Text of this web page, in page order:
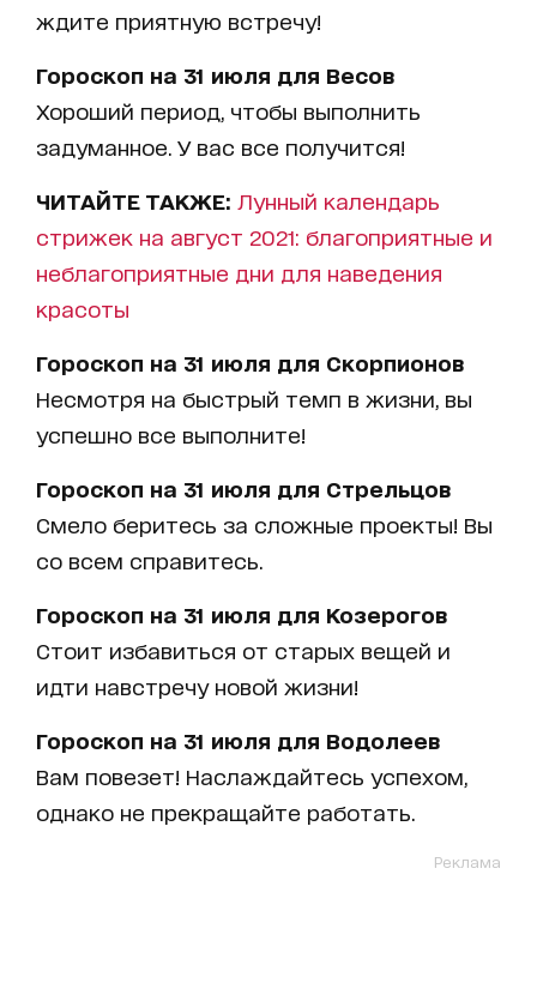
ждите приятную встречу!
Гороскоп на 31 июля для Весов
Хороший период, чтобы выполнить
задуманное. У вас все получится!
ЧИТАЙТЕ ТАКЖЕ: Лунный календарь
стрижек на август 2021: благоприятные и
неблагоприятные дни для наведения
красоты
Гороскоп на 31 июля для Скорпионов
Несмотря на быстрый темп в жизни, вы
успешно все выполните!
Гороскоп на 31 июля для Стрельцов
Смело беритесь за сложные проекты! Вы
со всем справитесь.
Гороскоп на 31 июля для Козерогов
Стоит избавиться от старых вещей и
идти навстречу новой жизни!
Гороскоп на 31 июля для Водолеев
Вам повезет! Наслаждайтесь успехом,
однако не прекращайте работать.
Реклама